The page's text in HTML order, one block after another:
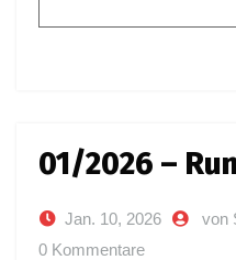
01/2026 –
Jan. 10, 2026
von
0 Kommentare